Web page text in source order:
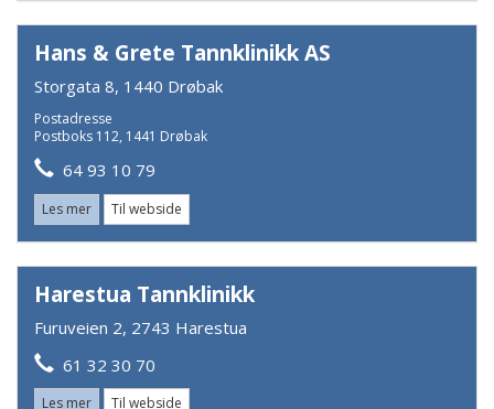
Hans & Grete Tannklinikk AS
Storgata 8, 1440 Drøbak
Postadresse
Postboks 112, 1441 Drøbak
64 93 10 79
Les mer Til webside
Harestua Tannklinikk
Furuveien 2, 2743 Harestua
61 32 30 70
Les mer Til webside